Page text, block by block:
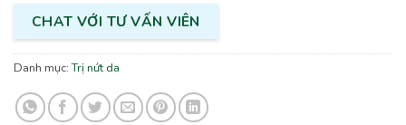
CHAT VỚI TƯ VẤN VIÊN
Danh mục:Trị nứt da